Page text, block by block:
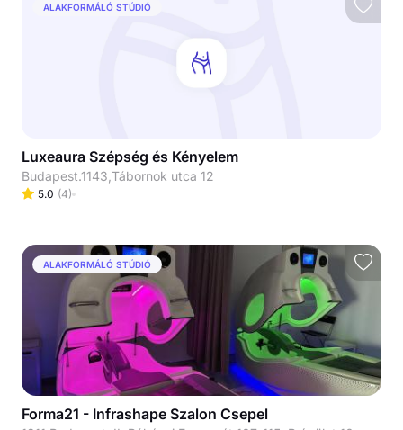
ALAKFORMÁLÓ STÚDIÓ
Luxeaura Szépség és Kényelem
Budapest.1143,Tábornok utca 12
5.0 (4)
ALAKFORMÁLÓ STÚDIÓ
Forma21 - Infrashape Szalon Csepel